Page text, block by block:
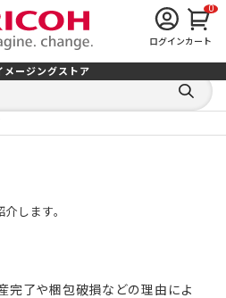
ログイン
0
カート
メージングストア
キ
検
索
る
します。
完了や梱包破損などの理由によ